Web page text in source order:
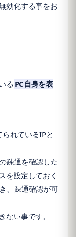
効化する事をお
る PC自身を表
れているIPと
疎通を確認した
を設定しておく
、疎通確認が可
ない事です。